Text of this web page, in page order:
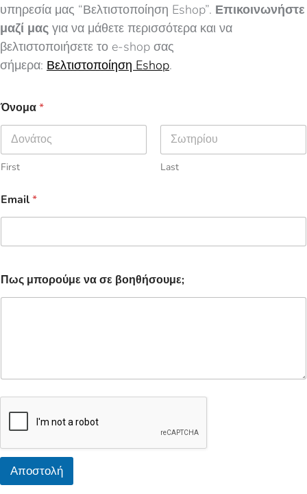
υπηρεσία μας “Βελτιστοποίηση Eshop”. Επικοινωνήστε
μαζί μας για να μάθετε περισσότερα και να
βελτιστοποιήσετε το e-shop σας
σήμερα: Βελτιστοποίηση Eshop.
Όνομα*
First Last
Email*
Πως μπορούμε να σε βοηθήσουμε;
Αποστολή